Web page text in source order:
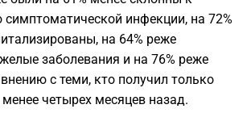
инфекции, на 72%
на 64% реже
заболевания и на 76% реже
с теми, кто получил только
четырех месяцев назад.